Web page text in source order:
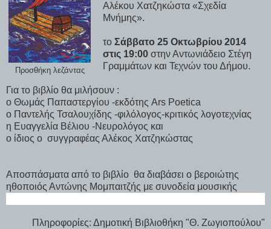
Προσθήκη λεζάντας
Αλέκου Χατζηκώστα «Σχεδία
Μνήμης».
το Σάββατο 25 Οκτωβρίου 2014
στις 19:00στην Αντωνιάδειο Στέγη
Γραμμάτων και Τεχνών του Δήμου.
Για το βιβλίο θα μιλήσουν :
ο Θωμάς Παπαστεργίου -εκδότης Ars Poetica
ο Παντελής Τσαλουχίδης -φιλόλογος-κριτικός λογοτεχνίας
η Ευαγγελία Βέλιου -Νευρολόγος και
ο ίδιος ο συγγραφέας Αλέκος Χατζηκώστας
Αποσπάσματα από το βιβλίο θα διαβάσει ο βεροιώτης
ηθοποιός Αντώνης Μομπαιτζής με συνοδεία μουσικής
Πληροφορίες: Δημοτική Βιβλιοθήκη "Θ. Ζωγιοπούλου"